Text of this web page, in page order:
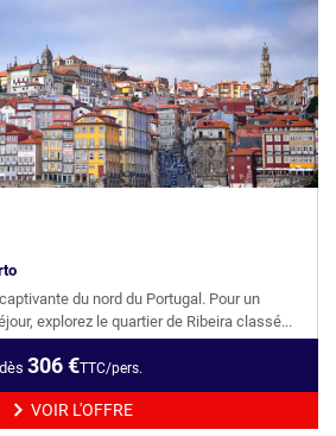
du nord du Portugal. Pour un
explorez le quartier de Ribeira classé...
dès 306€TTC/pers.
VOIR L'OFFRE